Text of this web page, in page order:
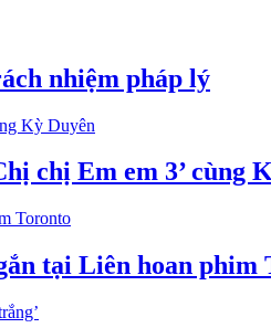
nhiệm pháp lý
chị Em em 3’ cùng
tại Liên hoan phim